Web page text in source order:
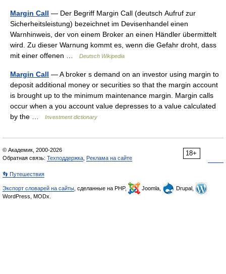
Margin Call — Der Begriff Margin Call (deutsch Aufruf zur
Sicherheitsleistung) bezeichnet im Devisenhandel einen
Warnhinweis, der von einem Broker an einen Händler übermittelt
wird. Zu dieser Warnung kommt es, wenn die Gefahr droht, dass
mit einer offenen …
Deutsch Wikipedia
Margin Call — A broker s demand on an investor using margin to
deposit additional money or securities so that the margin account
is brought up to the minimum maintenance margin. Margin calls
occur when a you account value depresses to a value calculated
by the …
Investment dictionary
18+
© Академик, 2000-2026
Обратная связь: Техподдержка Реклама на сайте
👣 Путешествия
Экспорт словарей на сайты , сделанные на PHP, Joomla,
Drupal,
WordPress, MODx.